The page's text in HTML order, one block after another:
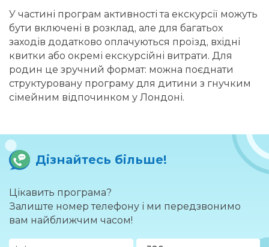
У частині програм активності та екскурсії можуть
бути включені в розклад, але для багатьох
заходів додатково оплачуються проїзд, вхідні
квитки або окремі екскурсійні витрати. Для
родин це зручний формат: можна поєднати
структуровану програму для дитини з гнучким
сімейним відпочинком у Лондоні.
Дізнайтесь більше!
Цікавить програма?
Залиште номер телефону і ми передзвонимо
вам найближчим часом!